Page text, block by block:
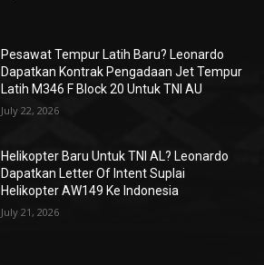
Pesawat Tempur Latih Baru? Leonardo
Dapatkan Kontrak Pengadaan Jet Tempur
Latih M346 F Block 20 Untuk TNI AU
July 22, 2026
Helikopter Baru Untuk TNI AL? Leonardo
Dapatkan Letter Of Intent Suplai
Helikopter AW149 Ke Indonesia
July 21, 2026